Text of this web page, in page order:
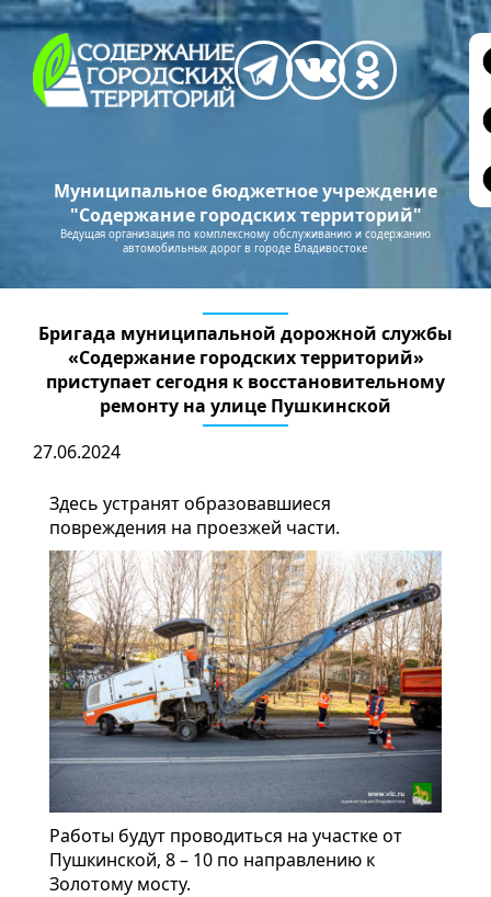
Муниципальное бюджетное учреждение
"Содержание городских территорий"
Ведущая организация по комплексному обслуживанию и содержанию
автомобильных дорог в городе Владивостоке
Бригада муниципальной дорожной службы
«Содержание городских территорий»
приступает сегодня к восстановительному
ремонту на улице Пушкинской
27.06.2024
Здесь устранят образовавшиеся
повреждения на проезжей части.
Работы будут проводиться на участке от
Пушкинской, 8 – 10 по направлению к
Золотому мосту.